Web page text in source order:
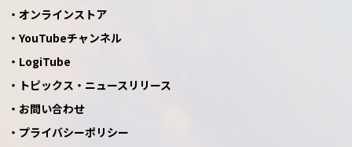
オンラインストア
YouTubeチャンネル
LogiTube
トピックス・ニュースリリース
お問い合わせ
プライバシーポリシー